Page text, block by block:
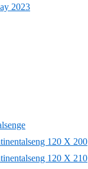
2023
120 X 200
120 X 210